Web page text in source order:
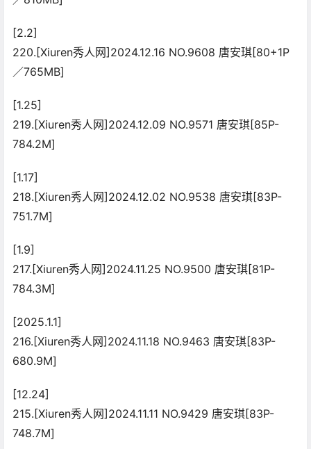
[2.2]
220.[Xiuren秀人网]2024.12.16 NO.9608 唐安琪[80+1P
／765MB]
[1.25]
219.[Xiuren秀人网]2024.12.09 NO.9571 唐安琪[85P-
784.2M]
[1.17]
218.[Xiuren秀人网]2024.12.02 NO.9538 唐安琪[83P-
751.7M]
[1.9]
217.[Xiuren秀人网]2024.11.25 NO.9500 唐安琪[81P-
784.3M]
[2025.1.1]
216.[Xiuren秀人网]2024.11.18 NO.9463 唐安琪[83P-
680.9M]
[12.24]
215.[Xiuren秀人网]2024.11.11 NO.9429 唐安琪[83P-
748.7M]